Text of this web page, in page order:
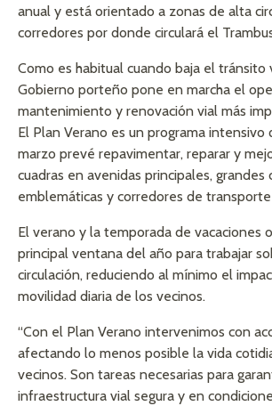
anual y está orientado a zonas de alta
corredores por donde circulará el
Como es habitual cuando baja el tránsito
Gobierno porteño pone en marcha el
mantenimiento y renovación vial más
El Plan Verano es un programa
marzo prevé repavimentar, reparar y
cuadras en avenidas principales, grandes
emblemáticas y corredores de
El verano y la temporada de vacaciones
principal ventana del año para trabajar
circulación, reduciendo al mínimo el
movilidad diaria de los vecinos.
“Con el Plan Verano intervenimos con
afectando lo menos posible la vida
vecinos. Son tareas necesarias para
infraestructura vial segura y en